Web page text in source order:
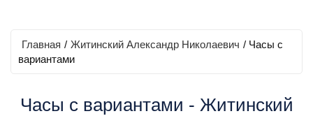
Главная / Житинский Александр Николаевич / Часы с
вариантами
Часы с вариантами - Житинский